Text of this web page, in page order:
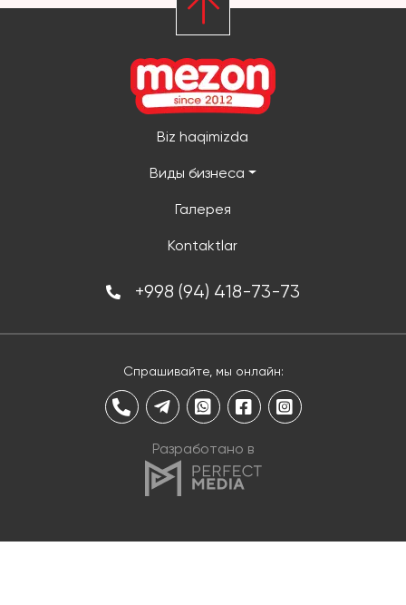
Biz haqimizda
Виды бизнеса
Галерея
Kontaktlar
+998 (94) 418-73-73
Спрашивайте, мы онлайн:
Разработано в